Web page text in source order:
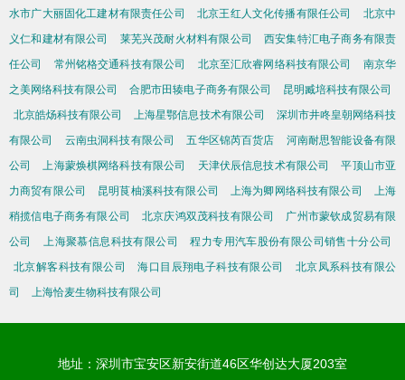
水市广大丽固化工建材有限责任公司
北京王红人文化传播有限任公司
北京中
义仁和建材有限公司
莱芜兴茂耐火材料有限公司
西安集特汇电子商务有限责
任公司
常州铭格交通科技有限公司 北京至汇欣睿网络科技有限公司
南京华
之美网络科技有限公司
合肥市田辏电子商务有限公司
昆明臧培科技有限公司
北京皓炀科技有限公司
上海星鄂信息技术有限公司
深圳市井咚皇朝网络科技
有限公司
云南虫洞科技有限公司 五华区锦芮百货店
河南耐思智能设备有限
公司
上海蒙焕棋网络科技有限公司 天津伏辰信息技术有限公司
平顶山市亚
力商贸有限公司
昆明茛柚溪科技有限公司 上海为卿网络科技有限公司
上海
稍揽信电子商务有限公司
北京庆鸿双茂科技有限公司
广州市蒙钦成贸易有限
公司
上海聚慕信息科技有限公司
程力专用汽车股份有限公司销售十分公司
北京解客科技有限公司
海口目辰翔电子科技有限公司
北京凤系科技有限公
司
上海恰麦生物科技有限公司
地址：深圳市宝安区新安街道46区华创达大厦203室